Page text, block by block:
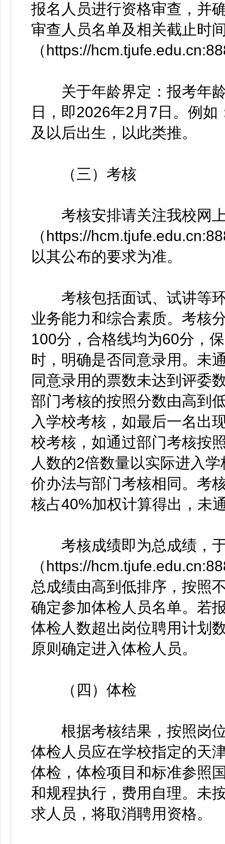
报名人员进行资格审查，并
审查人员名单及相关截止时
（https://
关于年龄界定：报考年龄
日，即2026年2月7日。例如
及以后出生，以此类推。
（三）考核
考核安排请关注我校网
（https://
以其公布的要求为准。
考核包括面试、试讲等环
业务能力和综合素质。考核
100分，合格线均为60分，
时，明确是否同意录用。未
同意录用的票数未达到评委
部门考核的按照分数由高到
入学校考核，如最后一名出
校考核，如通过部门考核按
人数的2倍数量以实际进入
价办法与部门考核相同。考
核占40%加权计算得出，未
考核成绩即为总成绩，于
（https://
总成绩由高到低排序，按照
确定参加体检人员名单。若
体检人数超出岗位聘用计划
原则确定进入体检人员。
（四）体检
根据考核结果，按照岗位
体检人员应在学校指定的天
体检，体检项目和标准参照
和规程执行，费用自理。未
求人员，将取消聘用资格。